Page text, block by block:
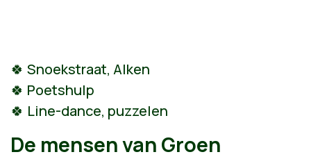
🍀 Snoekstraat, Alken
🍀 Poetshulp
🍀 Line-dance, puzzelen
De mensen van Groen